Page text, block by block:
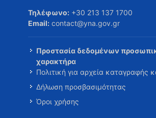
Τηλέφωνο: +30 213 137 1700
Email: contact@yna.gov.gr
Προστασία δεδομένων
χαρακτήρα
Πολιτική για αρχεία καταγραφής
Δήλωση προσβασιμότητας
Όροι χρήσης